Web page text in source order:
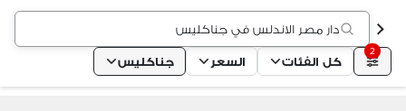
دار مصر الاندلس في جناكليس
2
كل الفئات السعر جناكليس